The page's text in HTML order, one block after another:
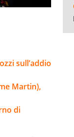
sull’addio
Martin),
di